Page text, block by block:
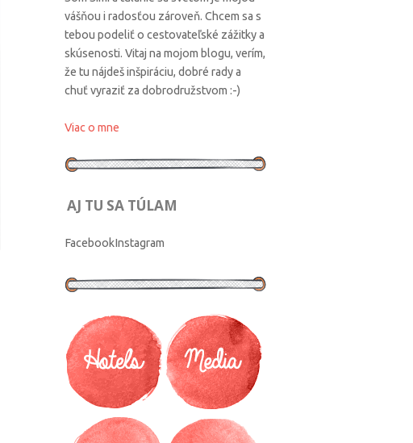
vášňou i radosťou zároveň. Chcem sa s
tebou podeliť o cestovateľské zážitky a
skúsenosti. Vitaj na mojom blogu, verím,
že tu nájdeš inšpiráciu, dobré rady a
chuť vyraziť za dobrodružstvom :-)
Viac o mne
AJ TU SA TÚLAM
FacebookInstagram